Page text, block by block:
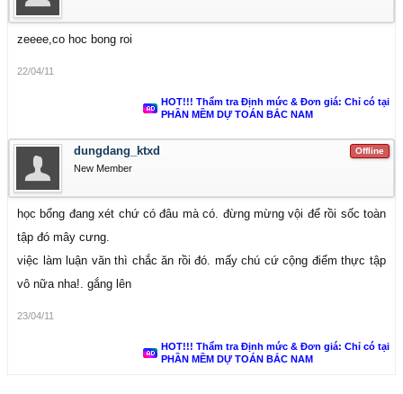
zeeee,co hoc bong roi
22/04/11
HOT!!! Thẩm tra Định mức & Đơn giá: Chỉ có tại
PHẦN MỀM DỰ TOÁN BẮC NAM
Offline
dungdang_ktxd
New Member
học bổng đang xét chứ có đâu mà có. đừng mừng vội để rồi sốc toàn
tập đó mây cưng.
việc làm luận văn thì chắc ăn rồi đó. mấy chú cứ cộng điểm thực tập
vô nữa nha!. gắng lên
23/04/11
HOT!!! Thẩm tra Định mức & Đơn giá: Chỉ có tại
PHẦN MỀM DỰ TOÁN BẮC NAM